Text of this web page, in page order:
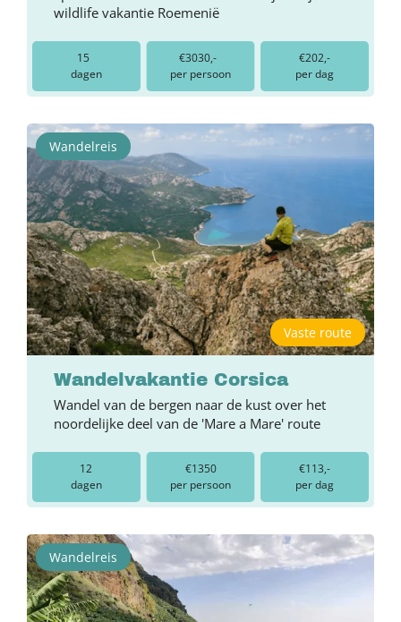
wildlife vakantie Roemenië
15
dagen
€3030,-
per persoon
€202,-
per dag
Wandelreis
Vaste route
Wandelvakantie Corsica
Wandel van de bergen naar de kust over het
noordelijke deel van de 'Mare a Mare' route
12
dagen
€1350
per persoon
€113,-
per dag
Wandelreis